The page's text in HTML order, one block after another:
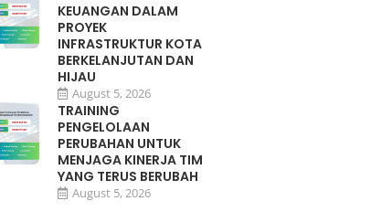
KEUANGAN DALAM
PROYEK
INFRASTRUKTUR KOTA
BERKELANJUTAN DAN
HIJAU
August 5, 2026
TRAINING
PENGELOLAAN
PERUBAHAN UNTUK
MENJAGA KINERJA TIM
YANG TERUS BERUBAH
August 5, 2026